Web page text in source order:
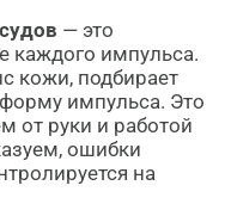
— это
каждого импульса.
кожи, подбирает
импульса. Это
от руки и работой
ошибки
на